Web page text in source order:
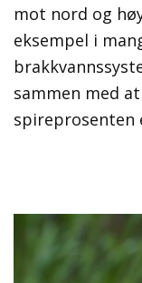
mot nord og
eksempel i
sammen med
spireprosenten